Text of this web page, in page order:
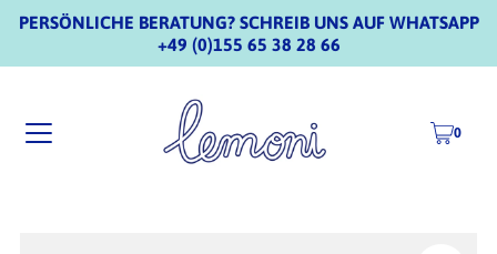
PERSÖNLICHE BERATUNG? SCHREIB UNS AUF WHATSAPP
+49 (0)155 65 38 28 66
0